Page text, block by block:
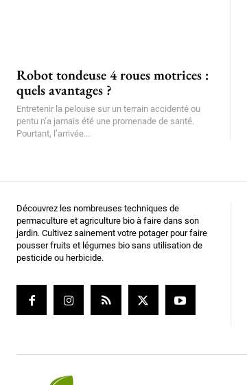
Robot tondeuse 4 roues motrices :
quels avantages ?
Entretenir la pelouse sur un terrain accidenté ou
pentu n’a jamais été une promenade de santé.
Pourtant, l’arrivée...
Découvrez les nombreuses techniques de
permaculture et agriculture bio à faire dans son
jardin. Cultivez sainement votre potager pour faire
pousser fruits et légumes bio sans utilisation de
pesticide ou herbicide.